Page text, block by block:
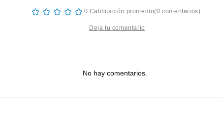
☆ ☆ ☆ ☆ ☆ 0 Calificación promedio(0 comentarios)
No hay comentarios.